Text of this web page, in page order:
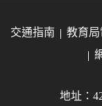
交通指南 教育
地址：